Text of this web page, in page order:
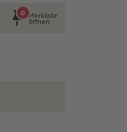
Merkliste
öffnen
0